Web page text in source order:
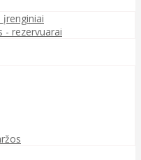
- rezervuarai